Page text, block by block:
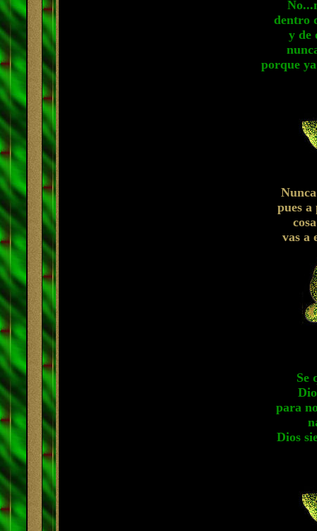
dentro
y de
porque
pues a
vas a
Se
para
Dios